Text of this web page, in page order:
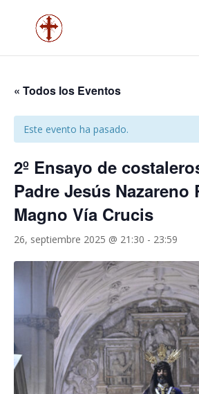
« Todos los Eventos
Este evento ha pasado.
2º Ensayo de
Padre Jesús Nazareno
Magno Vía Crucis
26, septiembre 2025 @ 21:30 - 23:59